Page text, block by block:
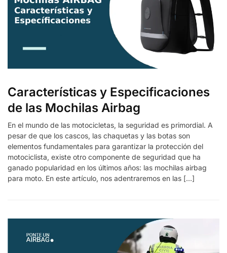
Características y Especificaciones
de las Mochilas Airbag
En el mundo de las motocicletas, la seguridad es primordial. A
pesar de que los cascos, las chaquetas y las botas son
elementos fundamentales para garantizar la protección del
motociclista, existe otro componente de seguridad que ha
ganado popularidad en los últimos años: las mochilas airbag
para moto. En este artículo, nos adentraremos en las […]